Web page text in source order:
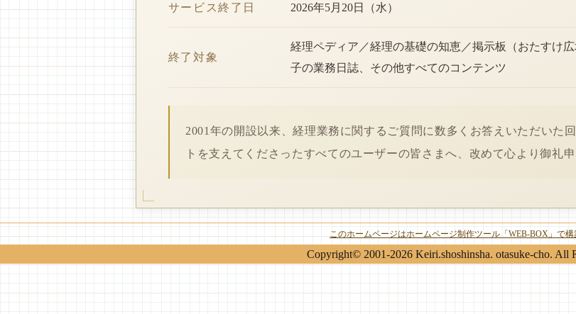
サービス終了日 2026年5月20日（水）
終了対象
経理ペディア／経理の基礎の知恵／掲示板（おたすけ
子の業務日誌、その他すべてのコンテンツ
2001年の開設以来、経理業務に関するご質問に数多くお答えいただいた
トを支えてくださったすべてのユーザーの皆さまへ、改めて心より御礼申
このホームページはホームページ制作ツール「WEB-BOX」で
Copyright© 2001-2026 Keiri.shoshinsha. otasuke-cho. All